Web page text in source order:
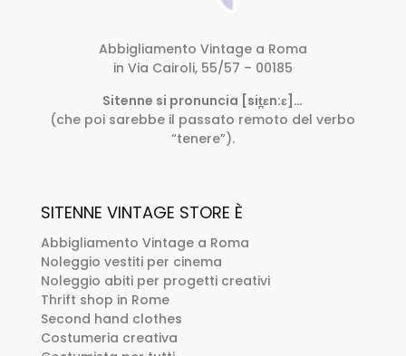
Abbigliamento Vintage a Roma
in Via Cairoli, 55/57 – 00185
Sitenne si pronuncia [sit̪ɛn:ɛ]…
(che poi sarebbe il passato remoto del verbo
“tenere”).
SITENNE VINTAGE STORE È
Abbigliamento Vintage a Roma
Noleggio vestiti per cinema
Noleggio abiti per progetti creativi
Thrift shop in Rome
Second hand clothes
Costumeria creativa